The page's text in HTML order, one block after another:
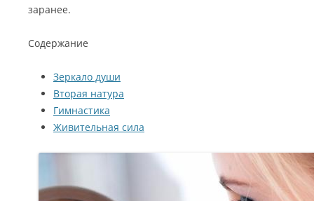
заранее.
Содержание
Зеркало души
Вторая натура
Гимнастика
Живительная сила